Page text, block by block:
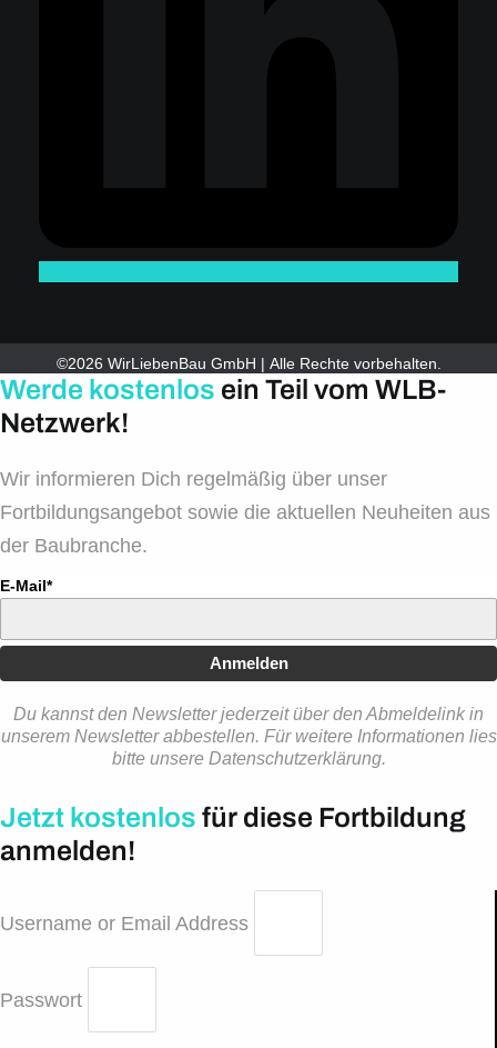
©2026 WirLiebenBau GmbH | Alle Rechte vorbehalten.
Werde kostenlos ein Teil vom WLB-
Netzwerk!
Wir informieren Dich regelmäßig über unser
Fortbildungsangebot sowie die aktuellen Neuheiten aus
der Baubranche.
E-Mail*
Anmelden
Du kannst den Newsletter jederzeit über den Abmeldelink in
unserem Newsletter abbestellen. Für weitere Informationen lies
bitte unsere Datenschutzerklärung.
Jetzt kostenlos für diese Fortbildung
anmelden!
Username or Email Address
Passwort